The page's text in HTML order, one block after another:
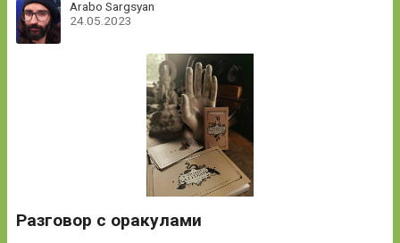
Arabo Sargsyan
24.05.2023
Разговор с оракулами